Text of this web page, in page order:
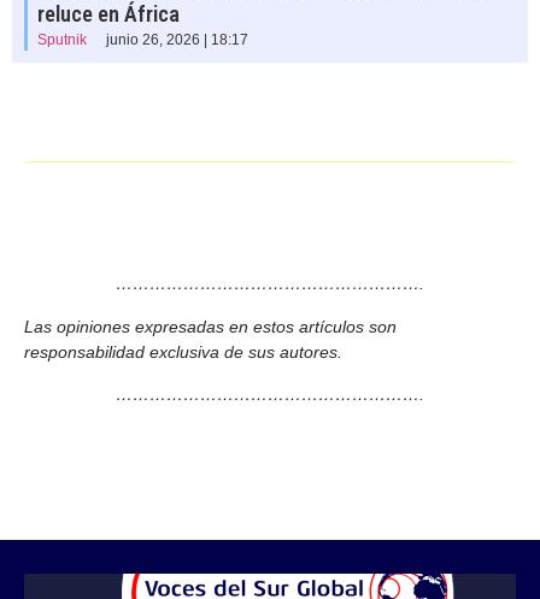
reluce en África
Sputnik junio 26, 2026 | 18:17
……………………………………………….
Las opiniones expresadas en estos artículos son
responsabilidad exclusiva de sus autores.
……………………………………………….